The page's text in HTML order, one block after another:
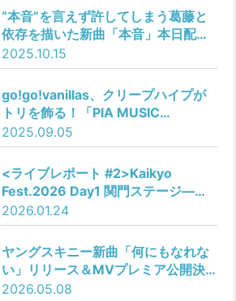
“本音”を言えず許してしまう葛藤と
依存を描いた新曲「本音」本日配信
リリース向井怜衣が主演を務め衝撃
のラストが待ち受けるMusic Video
も公開
2025.10.15
go!go!vanillas、クリープハイプが
トリを飾る！「PIA MUSIC
COMPLEX 2025」ぴあフェス タイ
ムテーブルを発表！
2025.09.05
<ライブレポート #2>Kaikyo
Fest.2026 Day1 関門ステージ――
ミズニ ウキクサ／アルステイク／
Sunny Girl／Arakezuri／bokula.／
ヤングスキニー／ジ・エンプティ
2026.01.24
ヤングスキニー新曲「何にもなれな
い」リリース＆MVプレミア公開決
定 転機の中で放つアニメ主題歌
2026.05.08